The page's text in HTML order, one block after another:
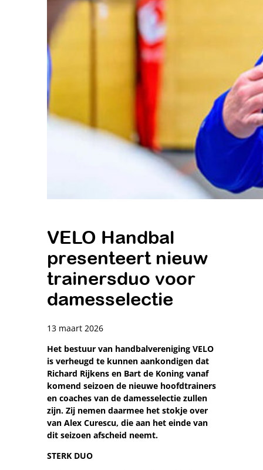
VELO Handbal
presenteert nieuw
trainersduo voor
damesselectie
13 maart 2026
Het bestuur van handbalvereniging VELO
is verheugd te kunnen aankondigen dat
Richard Rijkens en Bart de Koning vanaf
komend seizoen de nieuwe hoofdtrainers
en coaches van de damesselectie zullen
zijn. Zij nemen daarmee het stokje over
van Alex Curescu, die aan het einde van
dit seizoen afscheid neemt.
STERK DUO